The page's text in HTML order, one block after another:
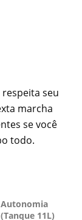
respeita seu
marcha
se você
todo.
Autonomia
(Tanque 11L)